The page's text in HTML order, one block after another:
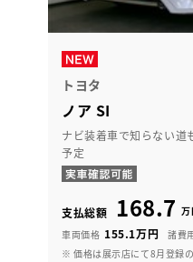
トヨタ
ノア SI
ナビ装着車で知らない
予定
支払総額 168.7 万
車両価格 155.1万円 諸費
※ 価格は展示店にて8月登録